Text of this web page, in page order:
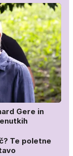
Gere in
Te poletne